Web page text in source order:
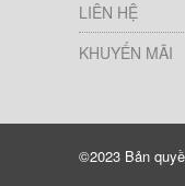
LIÊN HỆ
KHUYẾN MÃI
©2023 Bản